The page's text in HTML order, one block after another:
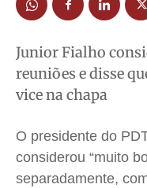
Justiça
Segurança
Meio Ambiente
Saúde
Direitos
Economia
Justiça
Segurança
Meio Ambiente
Saúde
Direitos
Economia
Justiça
Segurança
Meio Ambiente
Saúde
Direitos
Economia
Justiça
Segurança
Meio Ambiente
Saúde
Direitos
Economia
Junior Fialho
reuniões e disse
vice na chapa
O presidente do
considerou “muito
separadamente,